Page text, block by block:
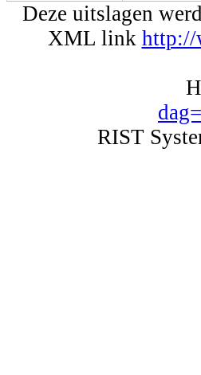
Deze uitslagen
XML link http://
RIST